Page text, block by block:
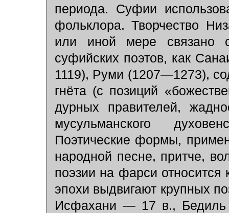
периода. Суфии
фольклора. Творчество
или иной мере связано
суфийских поэтов, как
1119), Руми (1207—1273),
гнёта (с позиций
дурных правителей,
мусульманского
Поэтические формы,
народной песне, притче,
поэзии на фарси
эпохи выдвигают крупных
Исфахани — 17 в.,